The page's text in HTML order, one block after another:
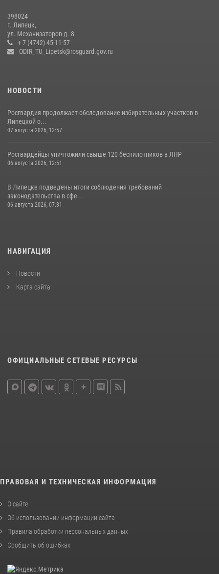
398024
г. Липецк,
ул. Механизаторов д. 8
+ 7 (4742) 45-11-57
ODIR_TU_Lipetsk@rosguard.gov.ru
НОВОСТИ
Росгвардия продолжает обследование избирательных участков в
Липецкой о...
07 августа 2026, 12:57
Росгвардейцы уничтожили свыше 120 беспилотников в ЛНР
06 августа 2026, 12:51
В Липецке подведены итоги соблюдения требований
законодательства в сфе...
06 августа 2026, 07:31
НАВИГАЦИЯ
Новости
Карта сайта
ОФИЦИАЛЬНЫЕ СЕТЕВЫЕ РЕСУРСЫ
ПРАВОВАЯ И ТЕХНИЧЕСКАЯ ИНФОРМАЦИЯ
О сайте
Об использовании информации сайта
Правила обработки персональных данных
Сообщить об ошибках